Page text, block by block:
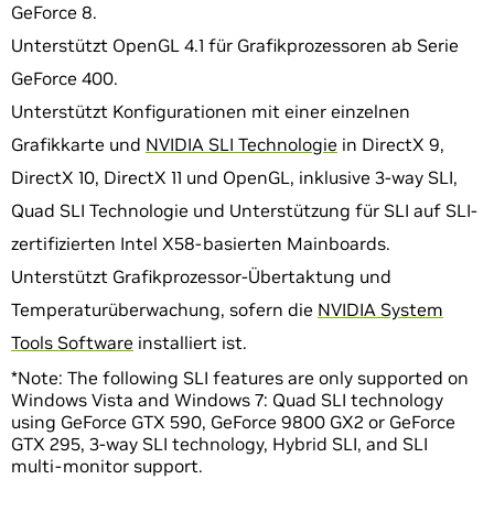
GeForce 8.
Unterstützt OpenGL 4.1 für Grafikprozessoren ab Serie
GeForce 400.
Unterstützt Konfigurationen mit einer einzelnen
Grafikkarte und NVIDIA SLI Technologie in DirectX 9,
DirectX 10, DirectX 11 und OpenGL, inklusive 3-way SLI,
Quad SLI Technologie und Unterstützung für SLI auf SLI-
zertifizierten Intel X58-basierten Mainboards.
Unterstützt Grafikprozessor-Übertaktung und
Temperaturüberwachung, sofern die NVIDIA System
Tools Software installiert ist.
*Note: The following SLI features are only supported on
Windows Vista and Windows 7: Quad SLI technology
using GeForce GTX 590, GeForce 9800 GX2 or GeForce
GTX 295, 3-way SLI technology, Hybrid SLI, and SLI
multi-monitor support.